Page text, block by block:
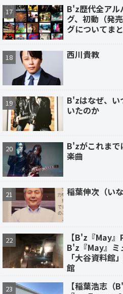
B'z歴代全アル
グ、初動（発
グについてま
西川貴教
B'zはなぜ、い
いたのか
B'zがこれまで
楽曲
稲葉伸次（い
【B'z『May』
B'z『May』ミ
「大谷資料館
館
【稲葉浩志（